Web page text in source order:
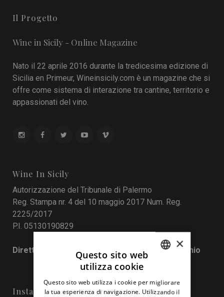
Il Progetto
Wine in Sicily - Online Magazine
Nato il 22 aprile 2016 durante la tredicesima edizione di
Sicilia en Primeur, Wineinsicily.com è un magazine che si
offre come sistema di interazione tra cantine, territorio e
appassionati del vino.
Wine In Sicily
Autorizzazione del Tribunale di Palermo
Reg. Stampa nr. 4 del 10 maggio 2017 Num. Reg.
2225/2017
P.I. 05130190829
Direttore responsabile: Francesco Pensovecchio
Instagram ENGLISH
×
Questo sito web
utilizza cookie
Questo sito web utilizza i cookie per migliorare
la tua esperienza di navigazione. Utilizzando il